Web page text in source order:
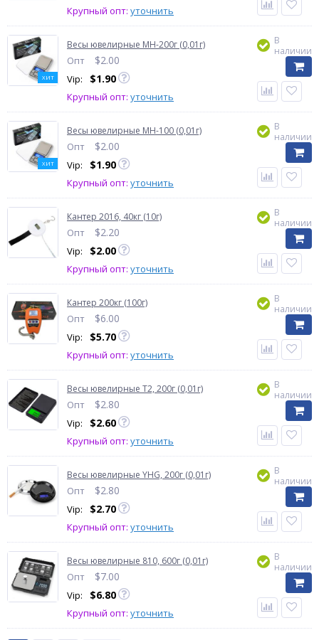
Крупный опт: уточнить
ХИТ
Весы ювелирные MH-200г (0,01г)
Опт $2.00
Vip: $1.90
Крупный опт: уточнить
В
наличии
ХИТ
Весы ювелирные MH-100 (0,01г)
Опт $2.00
Vip: $1.90
Крупный опт: уточнить
В
наличии
Кантер 2016, 40кг (10г)
Опт $2.20
Vip: $2.00
Крупный опт: уточнить
В
наличии
Кантер 200кг (100г)
Опт $6.00
Vip: $5.70
Крупный опт: уточнить
В
наличии
Весы ювелирные T2, 200г (0,01г)
Опт $2.80
Vip: $2.60
Крупный опт: уточнить
В
наличии
Весы ювелирные YHG, 200г (0,01г)
Опт $2.80
Vip: $2.70
Крупный опт: уточнить
В
наличии
Весы ювелирные 810, 600г (0,01г)
Опт $7.00
Vip: $6.80
Крупный опт: уточнить
В
наличии